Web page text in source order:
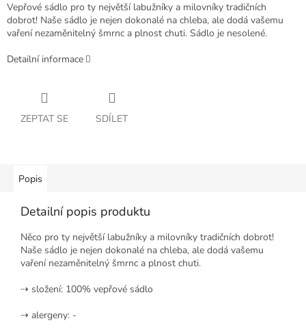
Vepřové sádlo pro ty největší labužníky a milovníky tradičních
dobrot! Naše sádlo je nejen dokonalé na chleba, ale dodá vašemu
vaření nezaměnitelný šmrnc a plnost chuti. Sádlo je nesolené.
Detailní informace
ZEPTAT SE SDÍLET
Popis
Detailní popis produktu
Něco pro ty největší labužníky a milovníky tradičních dobrot!
Naše sádlo je nejen dokonalé na chleba, ale dodá vašemu
vaření nezaměnitelný šmrnc a plnost chuti.
⇢ složení: 100% vepřové sádlo
⇢ alergeny: -